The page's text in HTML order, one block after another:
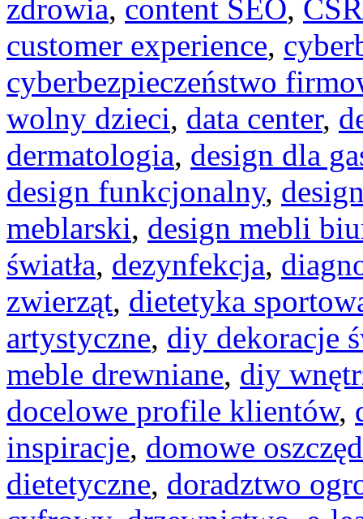
zdrowia, content SEO,
customer experience,
cyberbezpieczeństwo
wolny dzieci, data center,
dermatologia, design dla
design funkcjonalny,
meblarski, design mebli
światła, dezynfekcja,
zwierząt, dietetyka
artystyczne, diy dekoracje
meble drewniane, diy
docelowe profile klientów,
inspiracje, domowe
dietetyczne, doradztwo